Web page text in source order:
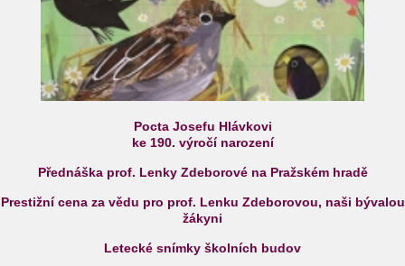
Pocta Josefu Hlávkovi
ke 190. výročí narození
Přednáška prof. Lenky Zdeborové na Pražském hradě
Prestižní cena za vědu pro prof. Lenku Zdeborovou, naši bývalou
žákyni
Letecké snímky školních budov